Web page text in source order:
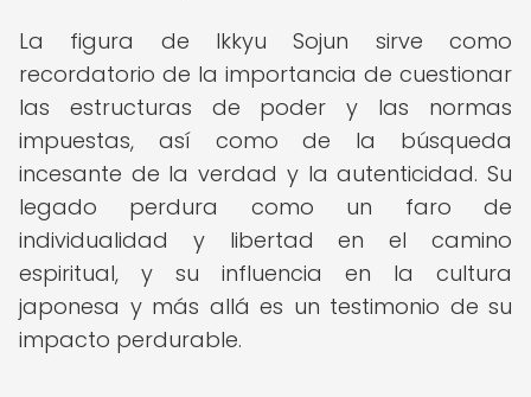
La figura de Ikkyu Sojun sirve como
recordatorio de la importancia de cuestionar
las estructuras de poder y las normas
impuestas, así como de la búsqueda
incesante de la verdad y la autenticidad. Su
legado perdura como un faro de
individualidad y libertad en el camino
espiritual, y su influencia en la cultura
japonesa y más allá es un testimonio de su
impacto perdurable.